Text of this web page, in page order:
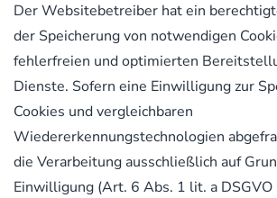
Der Websitebetreiber hat ein
der Speicherung von notwendigen
fehlerfreien und optimierten
Dienste. Sofern eine Einwilligung zur
Cookies und vergleichbaren
Wiedererkennungstechnologien
die Verarbeitung ausschließlich auf
Einwilligung (Art. 6 Abs. 1 lit. a